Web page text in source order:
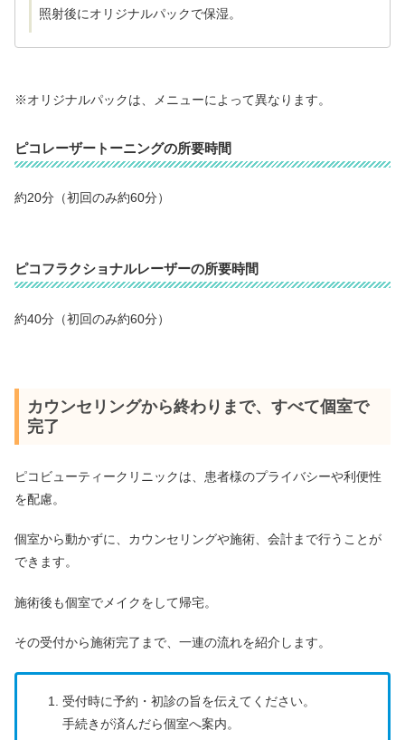
照射後にオリジナルパックで保湿。
※オリジナルパックは、メニューによって異なります。
ピコレーザートーニングの所要時間
約20分（初回のみ約60分）
ピコフラクショナルレーザーの所要時間
約40分（初回のみ約60分）
カウンセリングから終わりまで、すべて個室で
完了
ピコビューティークリニックは、患者様のプライバシーや利便性
を配慮。
個室から動かずに、カウンセリングや施術、会計まで行うことが
できます。
施術後も個室でメイクをして帰宅。
その受付から施術完了まで、一連の流れを紹介します。
受付時に予約・初診の旨を伝えてください。
手続きが済んだら個室へ案内。